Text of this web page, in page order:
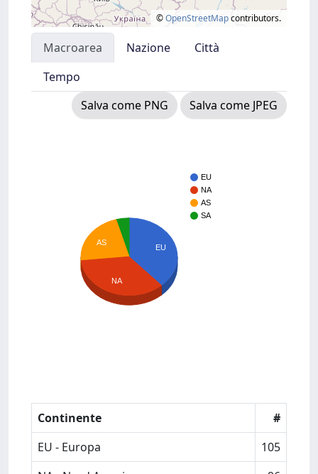
©OpenStreetMapcontributors.
Macroarea Nazione
Città
Tempo
Salva come PNG
Salva come JPEG
EU
NA
AS
SA
EU
AS
NA
Continente
#
EU - Europa
105